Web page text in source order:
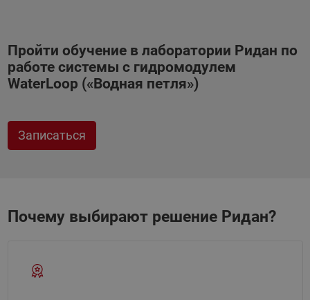
Пройти обучение в лаборатории Ридан по
работе системы с гидромодулем
WaterLoop («Водная петля»)
Записаться
Почему выбирают решение Ридан?